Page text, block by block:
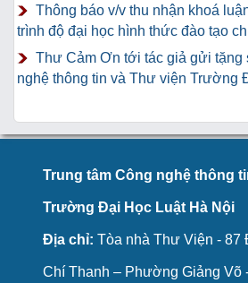
Thông báo v/v thu nhận khoá
trình độ đại học hình thức đào tạo
Thư Cảm Ơn tới tác giả gửi tặng
nghệ thông tin và Thư viện Trường
Trung tâm Công nghệ thông
Trường Đại Học Luật Hà Nội
Địa chỉ: Tòa nhà Thư Viện -
Chí Thanh – Phường Giảng Võ